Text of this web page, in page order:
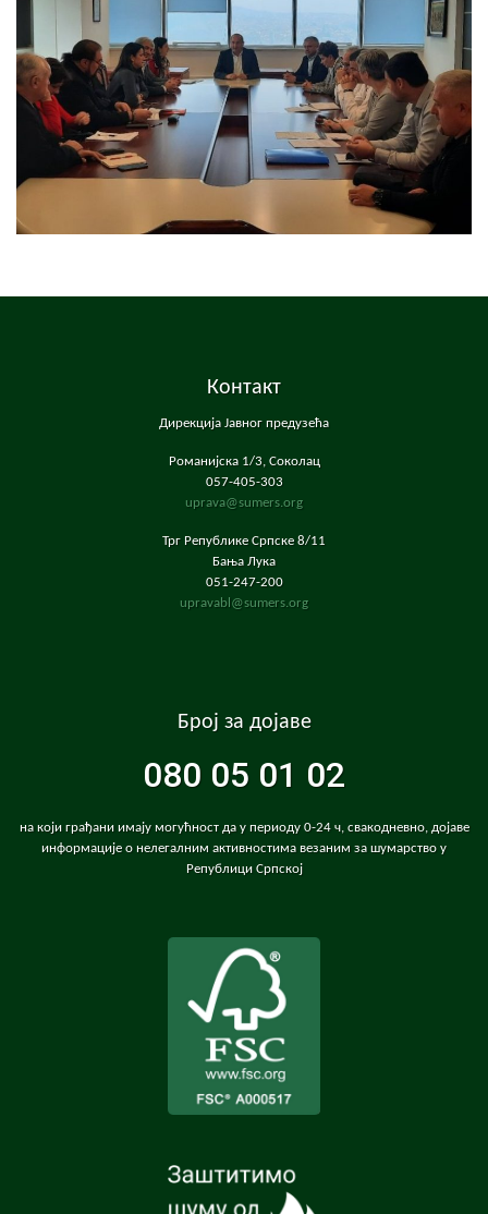
Контакт
Дирекција Јавног предузећа
Романијска 1/3, Соколац
057-405-303
uprava@sumers.org
Трг Републике Српске 8/11
Бања Лука
051-247-200
upravabl@sumers.org
Број за дојаве
080 05 01 02
на који грађани имају могућност да у периоду 0-24 ч, свакодневно, дојаве
информације о нелегалним активностима везаним за шумарство у
Републици Српској